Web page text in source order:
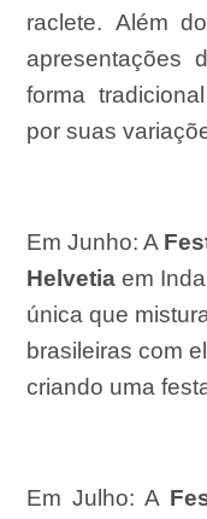
raclete. Além
apresentações
forma
por suas
Em Junho:A
Helvetia em
única que
brasileiras com
criando uma
Em Julho:A